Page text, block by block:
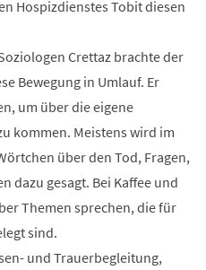
Hospizdienstes Tobit diesen
Crettaz brachte der
Bewegung in Umlauf. Er
um über die eigene
kommen. Meistens wird im
über den Tod, Fragen,
dazu gesagt. Bei Kaffee und
Themen sprechen, die für
sind.
und Trauerbegleitung,